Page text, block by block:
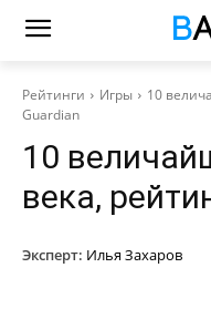
Рейтинги Игры
10
Guardian
10
века,
Эксперт: Илья Захаров